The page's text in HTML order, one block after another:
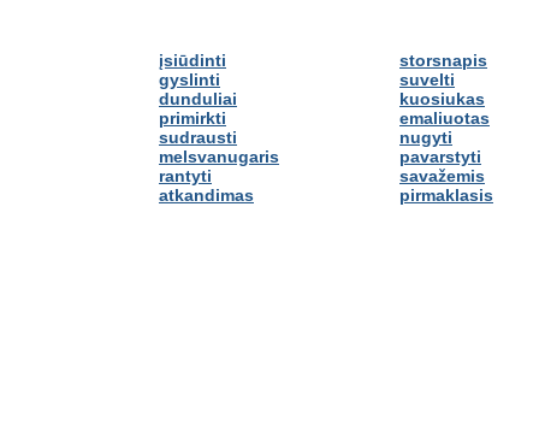
įsiūdinti
gyslinti
dunduliai
primirkti
sudrausti
melsvanugaris
rantyti
atkandimas
storsnapis
suvelti
kuosiukas
emaliuotas
nugyti
pavarstyti
savažemis
pirmaklasis